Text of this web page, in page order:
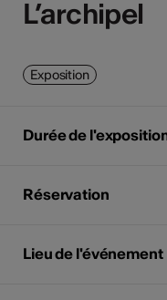
L’archipel
L’archipel
Exposition
Durée de
Réservation
Lieu de l'événement